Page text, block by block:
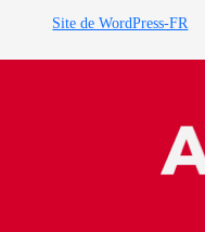
Site de WordPress-FR